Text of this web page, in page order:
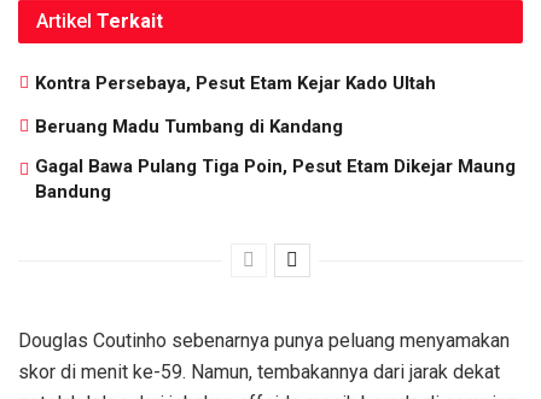
Artikel Terkait
Kontra Persebaya, Pesut Etam Kejar Kado Ultah
Beruang Madu Tumbang di Kandang
Gagal Bawa Pulang Tiga Poin, Pesut Etam Dikejar Maung
Bandung
Douglas Coutinho sebenarnya punya peluang menyamakan
skor di menit ke-59. Namun, tembakannya dari jarak dekat